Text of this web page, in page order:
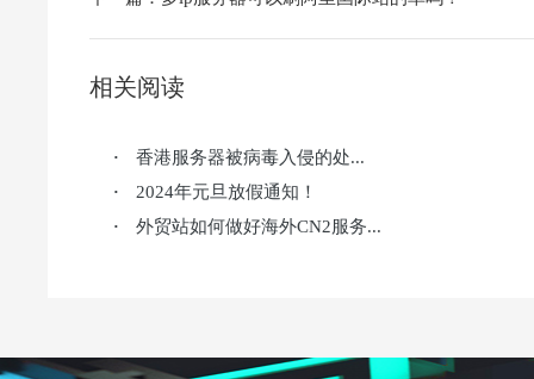
相关阅读
· 香港服务器被病毒入侵的处...
· 2024年元旦放假通知！
· 外贸站如何做好海外CN2服务...